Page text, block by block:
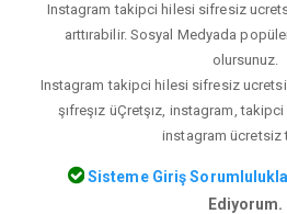
Instagram takipci hilesi sifresiz
arttırabilir. Sosyal Medyada
olursunuz.
Instagram takipci hilesi sifresiz
şıfreşız üÇretşız, instagram,
instagram ücretsiz
Sisteme Giriş
Ediyorum.